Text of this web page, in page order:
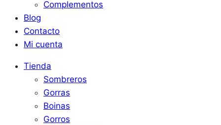
Complementos
Blog
Contacto
Mi cuenta
Tienda
Sombreros
Gorras
Boinas
Gorros